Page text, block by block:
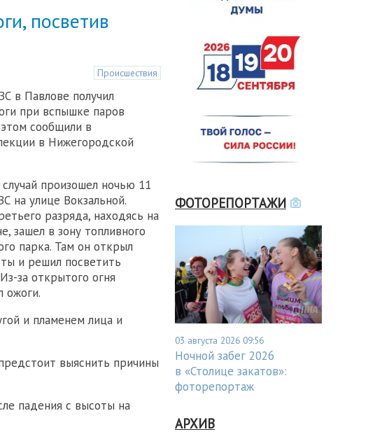
посветив
Происшествия
в Павлове получил
при вспышке паров
сообщили в
в Нижегородской
произошел ночью 11
на улице Вокзальной.
разряда, находясь на
зашел в зону топливного
парка. Там он открыл
и решил посветить
за открытого огня
ожоги.
и пламенем лица и
выяснить причины
падения с высоты на
ФОТОРЕПОРТАЖИ
03 августа 2026 09:56
Ночной забег 2026
в «Столице закатов»:
фоторепортаж
АРХИВ